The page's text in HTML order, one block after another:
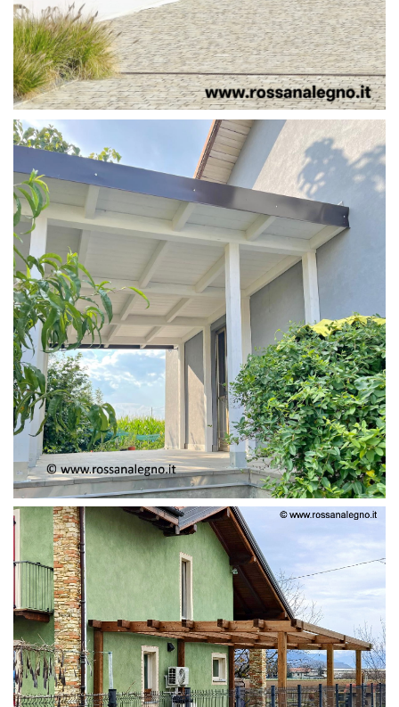
PERGOLA ADOSSATA